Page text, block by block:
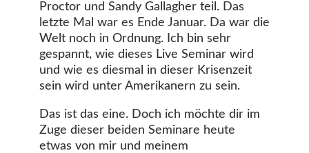
Proctor und Sandy Gallagher teil. Das
letzte Mal war es Ende Januar. Da war die
Welt noch in Ordnung. Ich bin sehr
gespannt, wie dieses Live Seminar wird
und wie es diesmal in dieser Krisenzeit
sein wird unter Amerikanern zu sein.
Das ist das eine. Doch ich möchte dir im
Zuge dieser beiden Seminare heute
etwas von mir und meinem